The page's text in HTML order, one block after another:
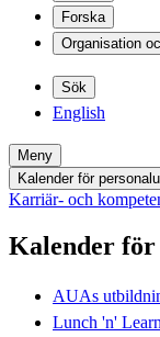
Forska
Organisation
Sök
English
Meny
Kalender för
Karriär- och
Kalender för
AUAs
Lunch 'n'